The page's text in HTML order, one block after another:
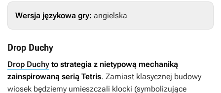
Wersja językowa gry: angielska
Drop Duchy
Drop Duchy to strategia z nietypową mechaniką
zainspirowaną serią Tetris. Zamiast klasycznej budowy
wiosek będziemy umieszczali klocki (symbolizujące